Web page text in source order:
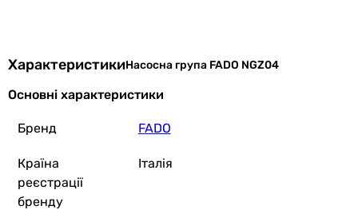
ХарактеристикиНасосна група FADO NGZ04
Основні характеристики
Бренд FADO
Країна
реєстрації
бренду
Італія